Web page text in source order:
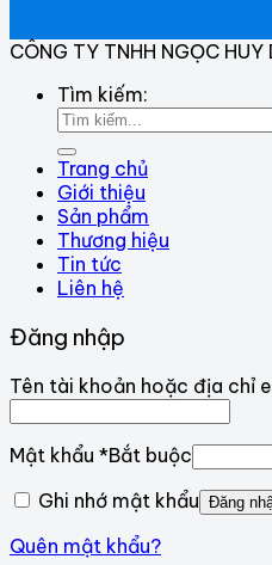
CÔNG TY TNHH NGỌC HUY
Tìm kiếm:
Trang chủ
Giới thiệu
Sản phẩm
Thương hiệu
Tin tức
Liên hệ
Đăng nhập
Tên tài khoản hoặc địa chỉ
Mật khẩu *Bắt buộc
Ghi nhớ mật khẩu Đăng
Quên mật khẩu?